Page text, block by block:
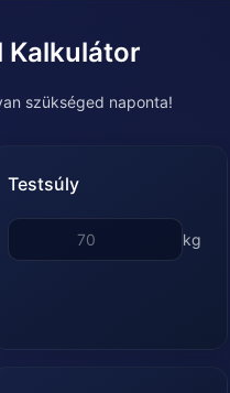
Kalkulátor
szükséged naponta!
Testsúly
kg